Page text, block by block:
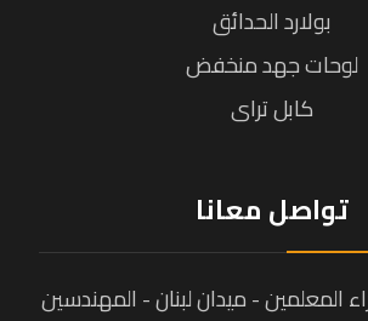
بولارد الحدائق
لوحات جهد منخفض
كابل تراى
تواصل معانا